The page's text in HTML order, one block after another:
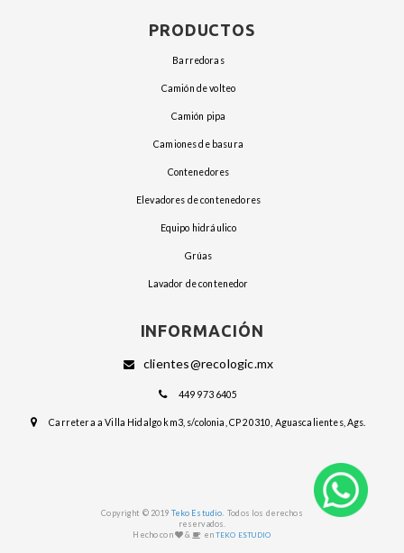
PRODUCTOS
barredoras
camión de volteo
camión pipa
camiones de basura
contenedores
elevadores de contenedores
equipo hidráulico
grúas
lavador de contenedor
INFORMACIÓN
clientes@recologic.mx
449 973 6405
Carretera a Villa Hidalgo km3, s/colonia, CP 20310, Aguascalientes, Ags.
Copyright © 2019 Teko Estudio.Todos los derechos
reservados.
Hecho con
& enTEKO ESTUDIO